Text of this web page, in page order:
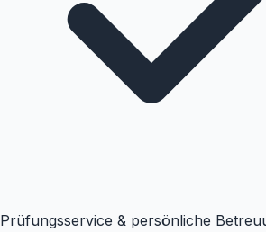
Prüfungsservice & persönliche